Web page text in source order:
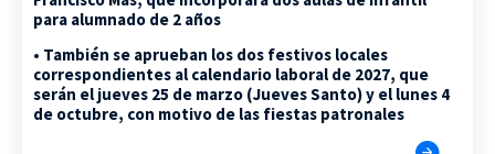
para alumnado de 2 años
• También se aprueban los dos festivos locales
correspondientes al calendario laboral de 2027, que
serán el jueves 25 de marzo (Jueves Santo) y el lunes 4
de octubre, con motivo de las fiestas patronales